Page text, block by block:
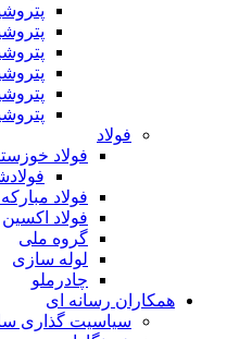
فولاد
فولاد
فولاد
فولاد اکسین
گروه ملی
لوله سازی
چادرملو
همکاران رسانه ای
سیاسیت گذاری